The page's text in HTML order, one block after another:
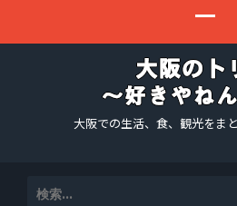
大阪での生活、食、観光をま
検